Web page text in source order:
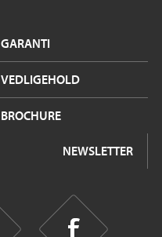
GARANTI
VEDLIGEHOLD
BROCHURE
NEWSLETTER